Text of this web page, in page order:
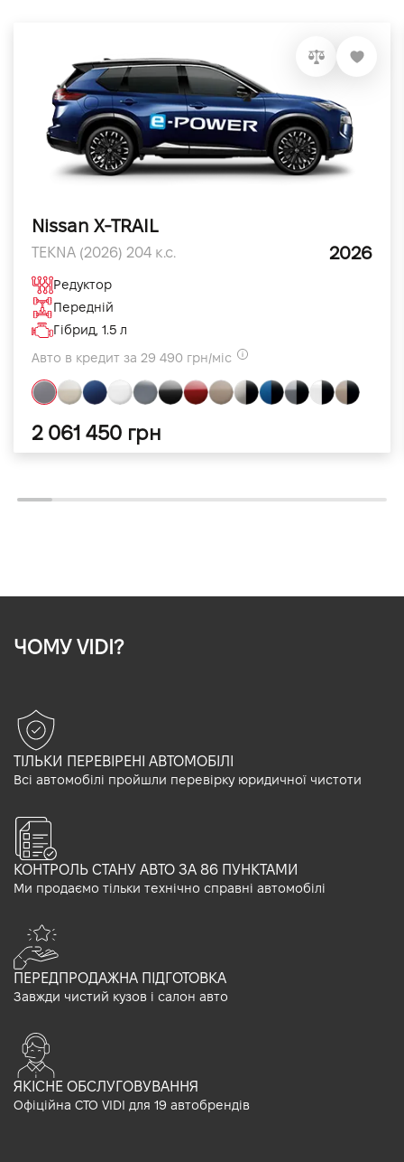
Nissan X-TRAIL
TEKNA (2026) 204 к.с. 2026
Редуктор
Передній
Гібрид, 1.5 л
Авто в кредит за 29 490 грн/міс
2 061 450 грн
ЧОМУ VIDI?
ТІЛЬКИ ПЕРЕВІРЕНІ АВТОМОБІЛІ
Всі автомобілі пройшли перевірку юридичної чистоти
КОНТРОЛЬ СТАНУ АВТО ЗА 86 ПУНКТАМИ
Ми продаємо тільки технічно справні автомобілі
ПЕРЕДПРОДАЖНА ПІДГОТОВКА
Завжди чистий кузов і салон авто
ЯКІСНЕ ОБСЛУГОВУВАННЯ
Офіційна СТО VIDI для 19 автобрендів